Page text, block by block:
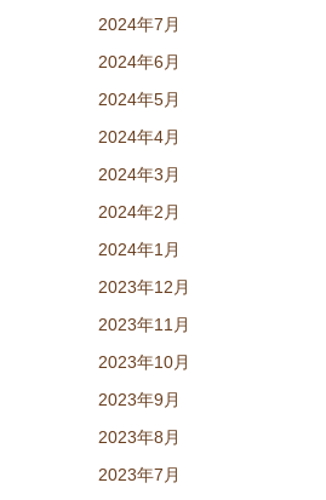
2024年7月
2024年6月
2024年5月
2024年4月
2024年3月
2024年2月
2024年1月
2023年12月
2023年11月
2023年10月
2023年9月
2023年8月
2023年7月